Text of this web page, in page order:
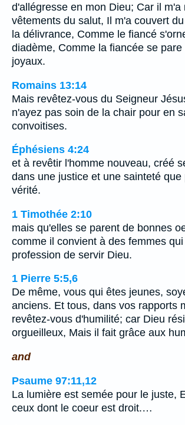
d'allégresse en mon Dieu; Car il m'a
vêtements du salut, Il m'a couvert
la délivrance, Comme le fiancé
diadème, Comme la fiancée se pare
joyaux.
Romains 13:14
Mais revêtez-vous du Seigneur
n'ayez pas soin de la chair pour en
convoitises.
Éphésiens 4:24
et à revêtir l'homme nouveau, créé
dans une justice et une sainteté que
vérité.
1 Timothée 2:10
mais qu'elles se parent de bonnes
comme il convient à des femmes
profession de servir Dieu.
1 Pierre 5:5,6
De même, vous qui êtes jeunes,
anciens. Et tous, dans vos rapports
revêtez-vous d'humilité; car Dieu
orgueilleux, Mais il fait grâce aux
and
Psaume 97:11,12
La lumière est semée pour le juste,
ceux dont le coeur est droit.…